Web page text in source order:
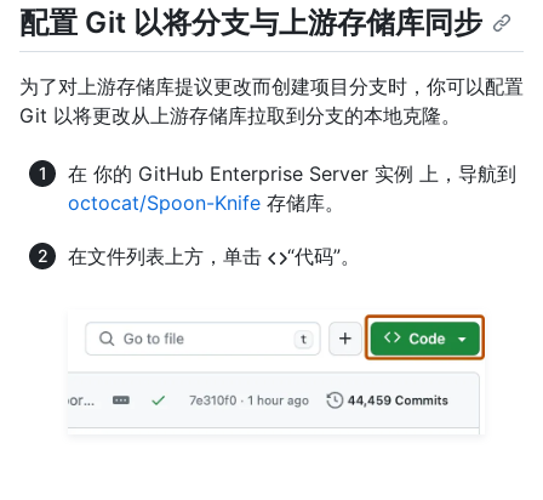
配置 Git 以将分支与上游存储库同步
为了对上游存储库提议更改而创建项目分支时，你可以配置
Git 以将更改从上游存储库拉取到分支的本地克隆。
在 你的 GitHub Enterprise Server 实例 上，导航到
octocat/Spoon-Knife 存储库。
在文件列表上方，单击 “代码”。